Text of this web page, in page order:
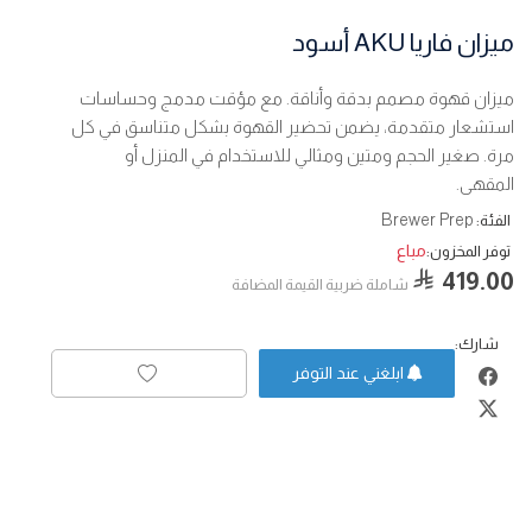
ميزان فاريا AKU أسود
ميزان قهوة مصمم بدقة وأناقة. مع مؤقت مدمج وحساسات
استشعار متقدمة، يضمن تحضير القهوة بشكل متناسق في كل
مرة. صغير الحجم ومتين ومثالي للاستخدام في المنزل أو
المقهى.
الفئة: Brewer Prep
توفر المخزون:مباع
419.00 شاملة ضربية القيمة المضافة
شارك: